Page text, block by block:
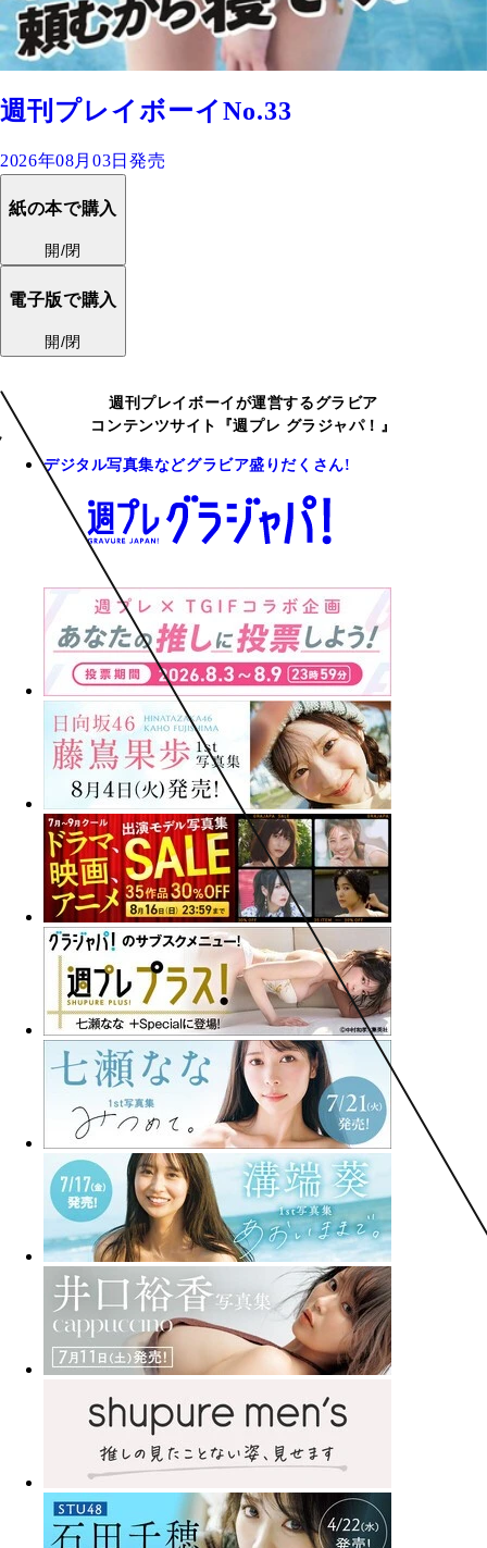
週刊プレイボーイNo.33
2026年08月03日発売
紙の本で購入
開/閉
電子版で購入
開/閉
週刊プレイボーイが運営するグラビア
コンテンツサイト『週プレ グラジャパ！』
デジタル写真集などグラビア盛りだくさん!